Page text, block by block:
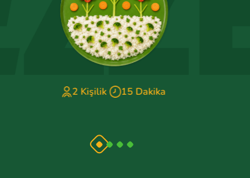
2 Kişilik 15 Dakika